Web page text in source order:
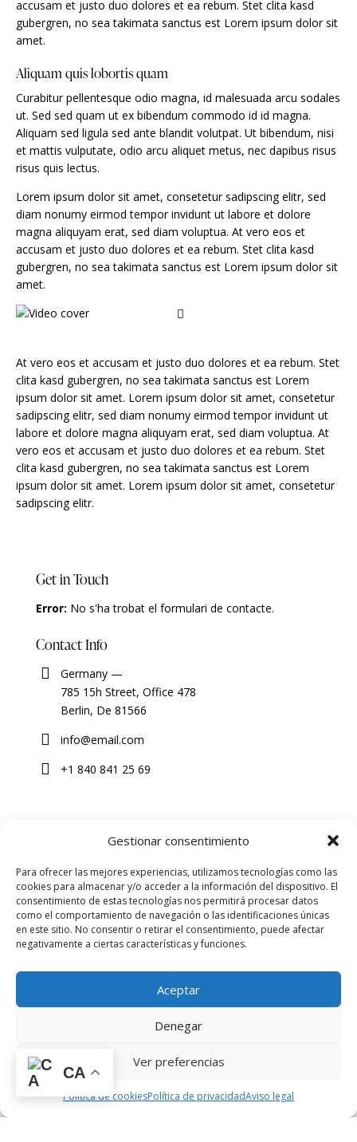
Gestionar consentimiento
Para ofrecer las mejores experiencias, utilizamos tecnologías como las
cookies para almacenar y/o acceder a la información del dispositivo. El
consentimiento de estas tecnologías nos permitirá procesar datos
como el comportamiento de navegación o las identificaciones únicas
en este sitio. No consentir o retirar el consentimiento, puede afectar
negativamente a ciertas características y funciones.
Aceptar
Denegar
Ver preferencias
Política de cookiesPolítica de privacidadAviso legal
accusam et justo duo dolores et ea rebum. Stet clita kasd
gubergren, no sea takimata sanctus est Lorem ipsum dolor sit
amet.
Aliquam quis lobortis quam
Curabitur pellentesque odio magna, id malesuada arcu sodales
ut. Sed sed quam ut ex bibendum commodo id id magna.
Aliquam sed ligula sed ante blandit volutpat. Ut bibendum, nisi
et mattis vulputate, odio arcu aliquet metus, nec dapibus risus
risus quis lectus.
Lorem ipsum dolor sit amet, consetetur sadipscing elitr, sed
diam nonumy eirmod tempor invidunt ut labore et dolore
magna aliquyam erat, sed diam voluptua. At vero eos et
accusam et justo duo dolores et ea rebum. Stet clita kasd
gubergren, no sea takimata sanctus est Lorem ipsum dolor sit
amet.
At vero eos et accusam et justo duo dolores et ea rebum. Stet
clita kasd gubergren, no sea takimata sanctus est Lorem
ipsum dolor sit amet. Lorem ipsum dolor sit amet, consetetur
sadipscing elitr, sed diam nonumy eirmod tempor invidunt ut
labore et dolore magna aliquyam erat, sed diam voluptua. At
vero eos et accusam et justo duo dolores et ea rebum. Stet
clita kasd gubergren, no sea takimata sanctus est Lorem
ipsum dolor sit amet. Lorem ipsum dolor sit amet, consetetur
sadipscing elitr.
Get in Touch
Error: No s'ha trobat el formulari de contacte.
Contact Info
Germany —
785 15h Street, Office 478
Berlin, De 81566
info@email.com
+1 840 841 25 69
FINANCIADO POR LA UNIÓN EUROPEA CON EL PROGRAMA
KIT DIGITAL POR LOS FONDOS NEXT GENERATION (EU) DEL
© 2025 Diseño web realizado porXpandex
CA